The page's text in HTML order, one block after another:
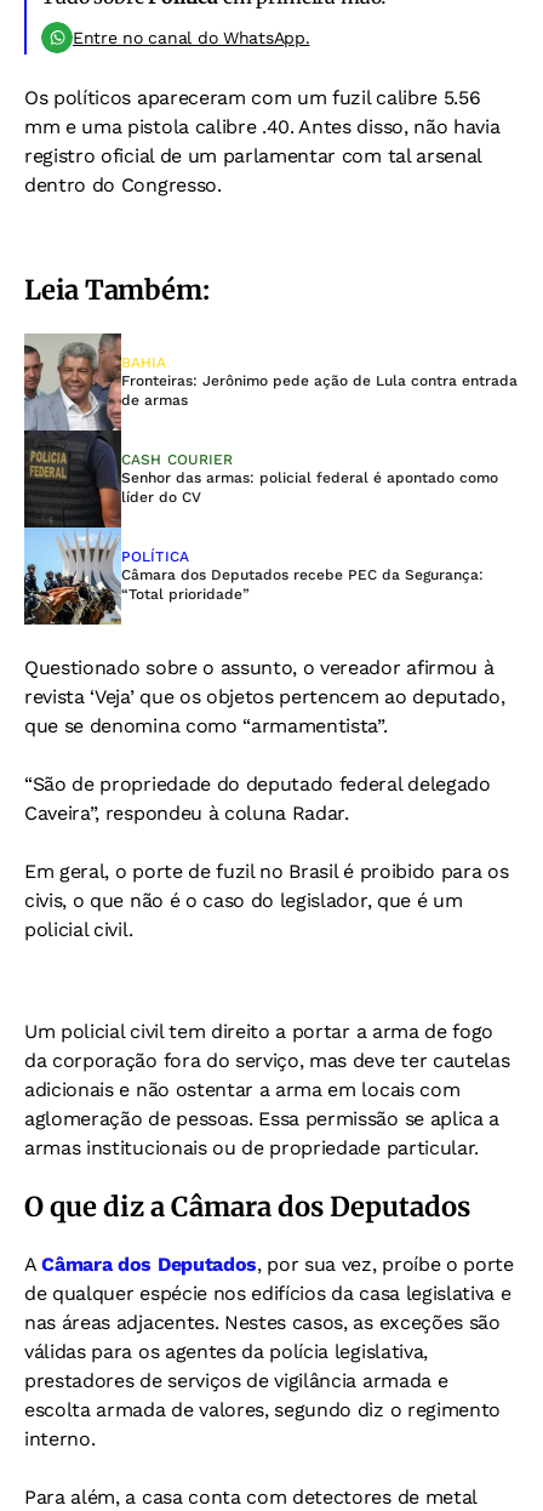
Entre no canal do WhatsApp.
Os políticos apareceram com um fuzil calibre 5.56
mm e uma pistola calibre .40. Antes disso, não havia
registro oficial de um parlamentar com tal arsenal
dentro do Congresso.
Leia Também:
BAHIA
Fronteiras: Jerônimo pede ação de Lula contra entrada
de armas
CASH COURIER
Senhor das armas: policial federal é apontado como
líder do CV
POLÍTICA
Câmara dos Deputados recebe PEC da Segurança:
“Total prioridade”
Questionado sobre o assunto, o vereador afirmou à
revista ‘Veja’ que os objetos pertencem ao deputado,
que se denomina como “armamentista”.
“São de propriedade do deputado federal delegado
Caveira”, respondeu à coluna Radar.
Em geral, o porte de fuzil no Brasil é proibido para os
civis, o que não é o caso do legislador, que é um
policial civil.
Um policial civil tem direito a portar a arma de fogo
da corporação fora do serviço, mas deve ter cautelas
adicionais e não ostentar a arma em locais com
aglomeração de pessoas. Essa permissão se aplica a
armas institucionais ou de propriedade particular.
O que diz a Câmara dos Deputados
ACâmara dos Deputados, por sua vez, proíbe o porte
de qualquer espécie nos edifícios da casa legislativa e
nas áreas adjacentes. Nestes casos, as exceções são
válidas para os agentes da polícia legislativa,
prestadores de serviços de vigilância armada e
escolta armada de valores, segundo diz o regimento
interno.
Para além, a casa conta com detectores de metal